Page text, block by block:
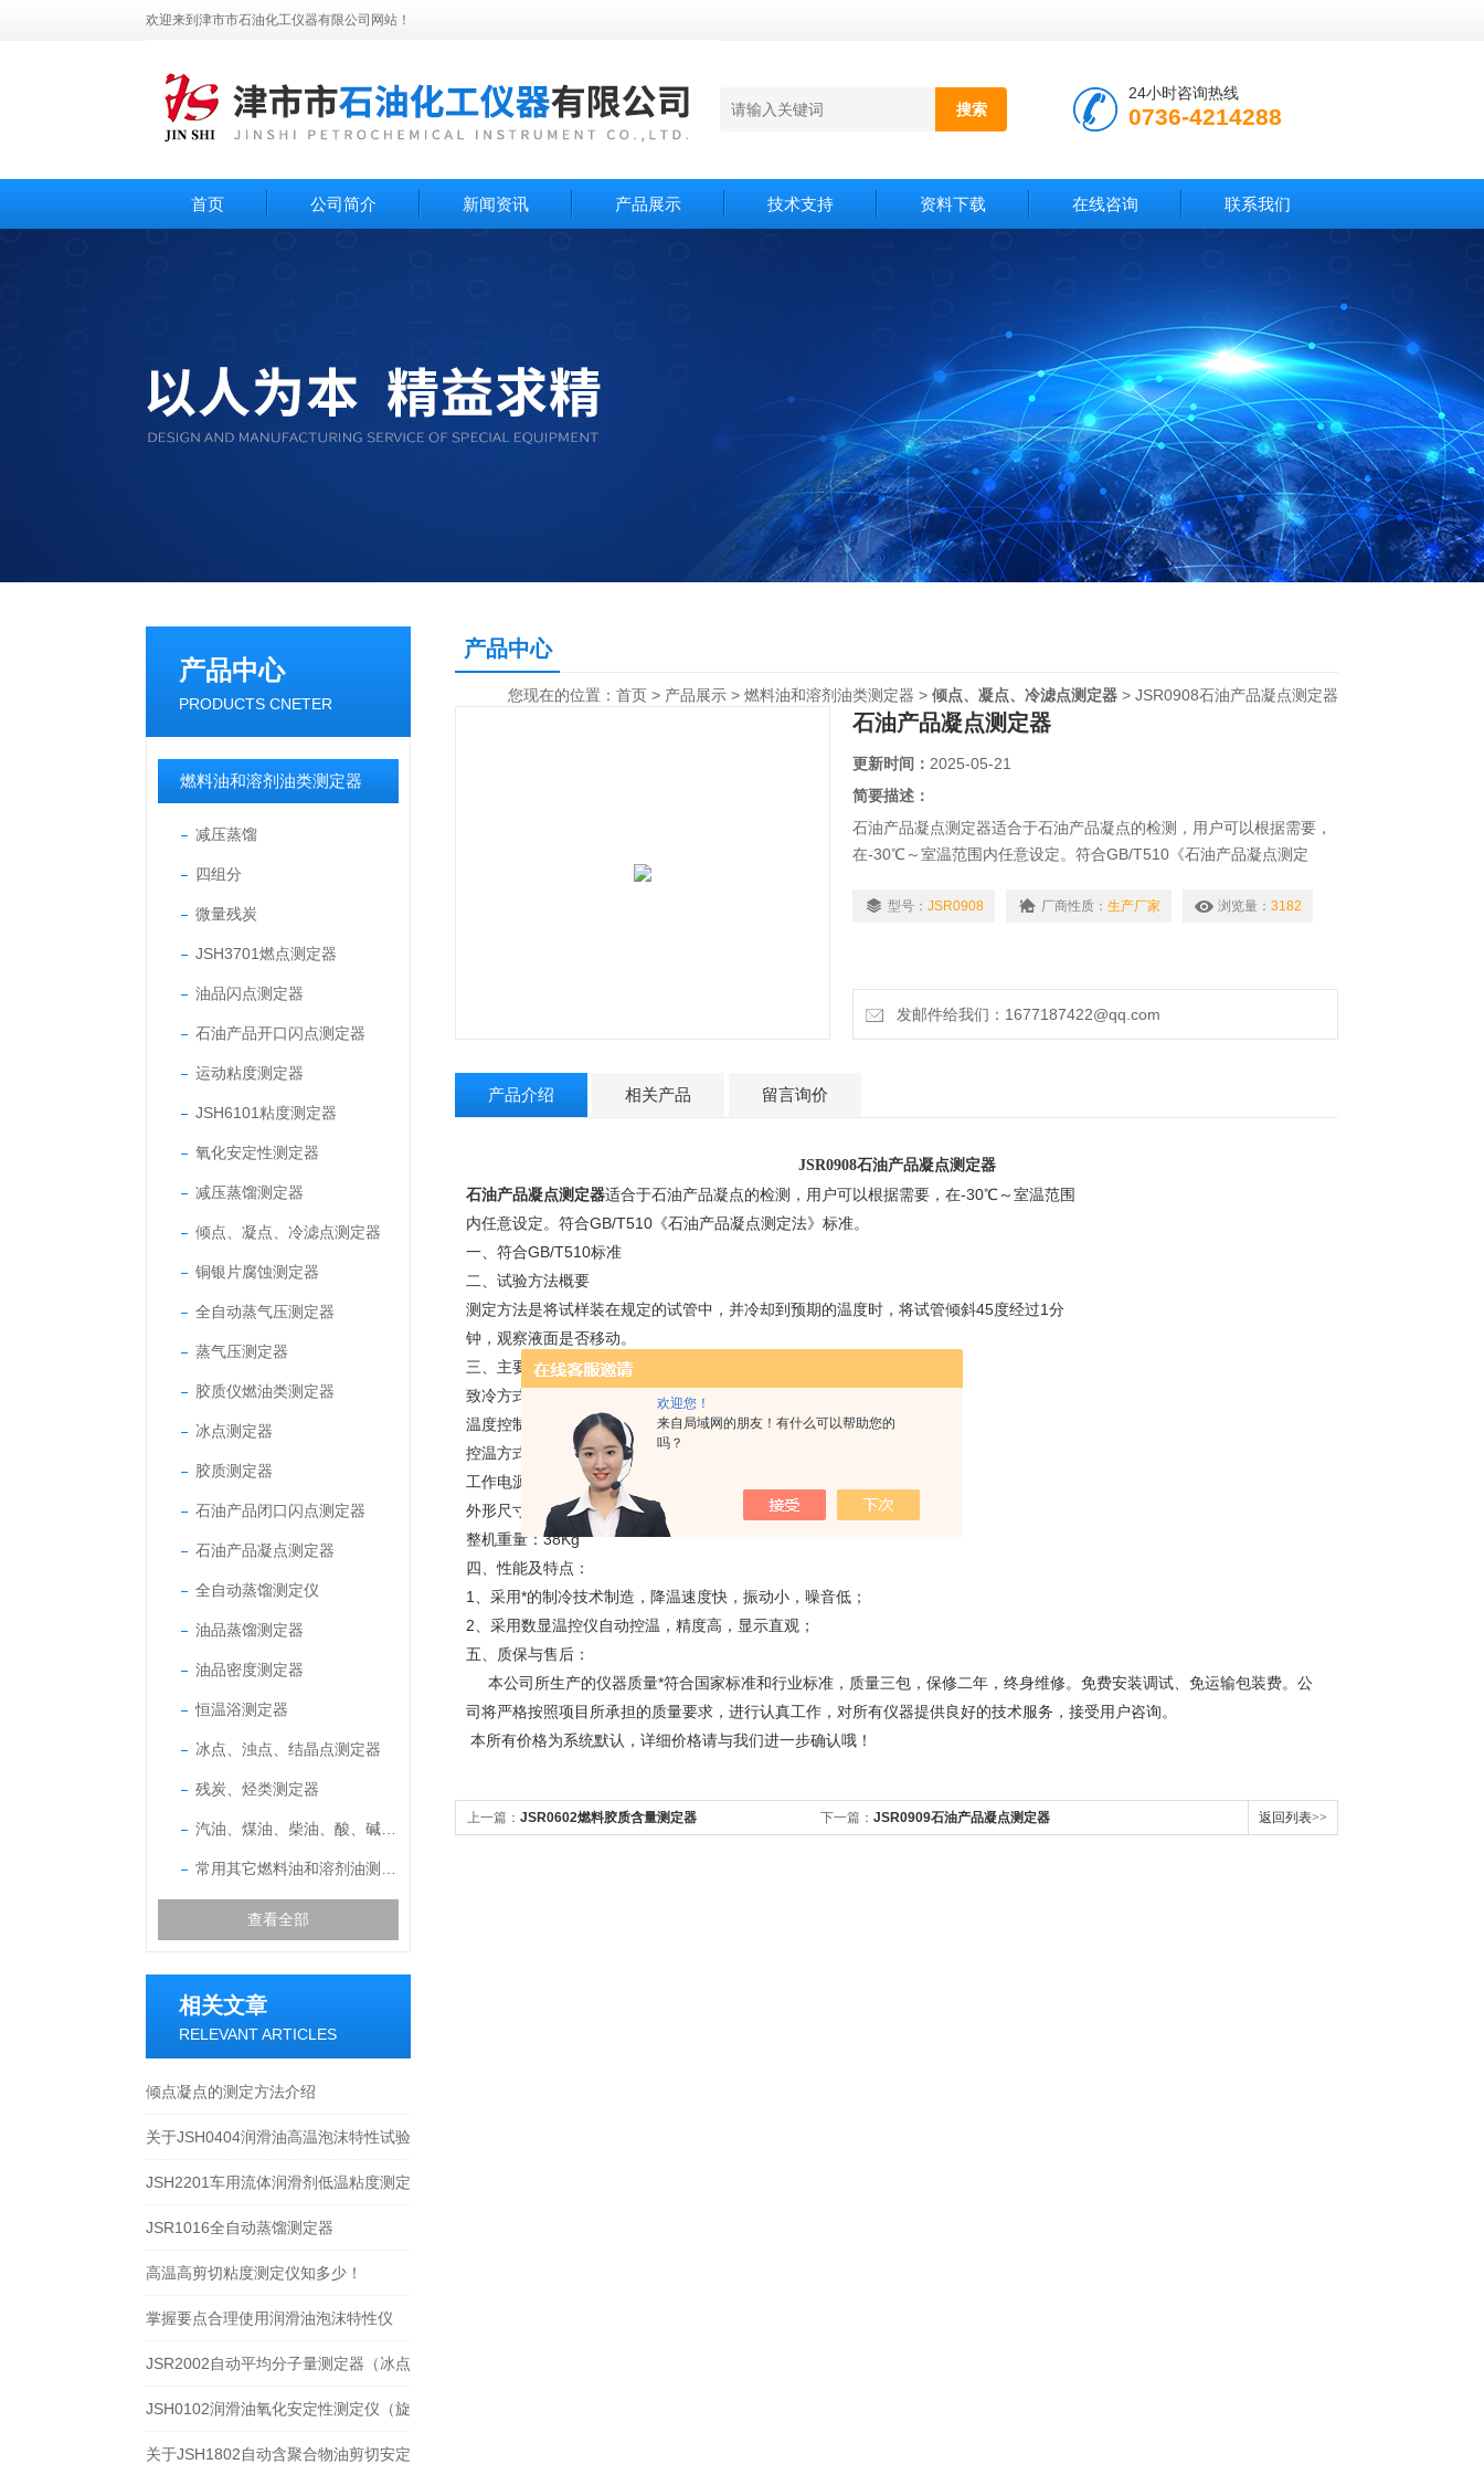
欢迎您！
来自局域网的朋友！有什么可以帮助您的
吗？
欢迎来到津市市石油化工仪器有限公司网站！
24小时咨询热线
0736-4214288
首页 公司简介 新闻资讯 产品展示 技术支持 资料下载 在线咨询 联系我们
产品中心
PRODUCTS CNETER
燃料油和溶剂油类测定器
减压蒸馏
四组分
微量残炭
JSH3701燃点测定器
油品闪点测定器
石油产品开口闪点测定器
运动粘度测定器
JSH6101粘度测定器
氧化安定性测定器
减压蒸馏测定器
倾点、凝点、冷滤点测定器
铜银片腐蚀测定器
全自动蒸气压测定器
蒸气压测定器
胶质仪燃油类测定器
冰点测定器
胶质测定器
石油产品闭口闪点测定器
石油产品凝点测定器
全自动蒸馏测定仪
油品蒸馏测定器
油品密度测定器
恒温浴测定器
冰点、浊点、结晶点测定器
残炭、烃类测定器
查看全部
相关文章
RELEVANT ARTICLES
倾点凝点的测定方法介绍
关于JSH0404润滑油高温泡沫特性试验
器的介绍
JSH2201车用流体润滑剂低温粘度测定
器的简介
JSR1016全自动蒸馏测定器
高温高剪切粘度测定仪知多少！
掌握要点合理使用润滑油泡沫特性仪
JSR2002自动平均分子量测定器（冰点
降低法）
JSH0102润滑油氧化安定性测定仪（旋
转氧弹法）
关于JSH1802自动含聚合物油剪切安定
产品中心
您现在的位置： 首页 > 产品展示 > 燃料油和溶剂油类测定器 > 倾点、凝点、冷滤点测定器 > JSR0908石油产品凝点测定器
石油产品凝点测定器
更新时间： 2025-05-21
简要描述：
石油产品凝点测定器适合于石油产品凝点的检测，用户可以根据需要，
在-30℃～室温范围内任意设定。符合GB/T510《石油产品凝点测定
型号： JSR0908 厂商性质： 生产厂家 浏览量： 3182
发邮件给我们：1677187422@qq.com
产品介绍 相关产品 留言询价
JSR0908石油产品凝点测定器
石油产品凝点测定器适合于石油产品凝点的检测，用户可以根据需要，在-30℃～室温范围
内任意设定。符合GB/T510《石油产品凝点测定法》标准。
一、符合GB/T510标准
二、试验方法概要
测定方法是将试样装在规定的试管中，并冷却到预期的温度时，将试管倾斜45度经过1分
钟，观察液面是否移动。
三、主要技术参数：
致冷方式：压缩机致冷
温度控制：常温～-30±0.5℃ 双孔
控温方式：数显温控 自动控温
工作电源：AC220V±10% 50HZ
外形尺寸：
540×380×440＝长×宽×高（mm）
整机重量：38Kg
四、性能及特点：
1、 采用*的制冷技术制造，降温速度快，振动小，噪音低；
2、 采用数显温控仪自动控温，精度高，显示直观；
五、质保与售后：
本公司所生产的仪器质量*符合国家标准和行业标准，质量三包，保修二年，终身维修。免费安装调试、免运输包装费。公
司将严格按照项目所承担的质量要求，进行认真工作，对所有仪器提供良好的技术服务，接受用户咨询。
本所有价格为系统默认，详细价格请与我们进一步确认哦！
上一篇： JSR0602燃料胶质含量测定器 下一篇： JSR0909石油产品凝点测定器 返回列表>>